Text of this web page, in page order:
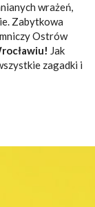
wrażeń,
Zabytkowa
Ostrów
Jak
zagadki i